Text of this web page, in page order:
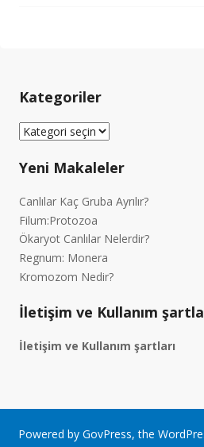
Kategoriler
Kategoriler
Yeni Makaleler
Canlılar Kaç Gruba Ayrılır?
Filum:Protozoa
Ökaryot Canlılar Nelerdir?
Regnum: Monera
Kromozom Nedir?
İletişim ve Kullanım
İletişim ve Kullanım şartları
Powered by GovPress, the